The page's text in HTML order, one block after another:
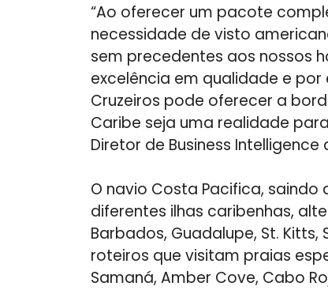
“Ao oferecer um pacote
necessidade de visto
sem precedentes aos nossos
excelência em qualidade e
Cruzeiros pode oferecer a
Caribe seja uma realidade
Diretor de Business
O navio Costa Pacifica,
diferentes ilhas caribenhas,
Barbados, Guadalupe, St. Kitts,
roteiros que visitam praias
Samaná, Amber Cove, Cabo